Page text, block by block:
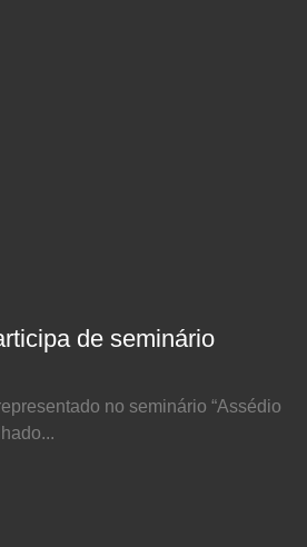
de seminário
no seminário “Assédio